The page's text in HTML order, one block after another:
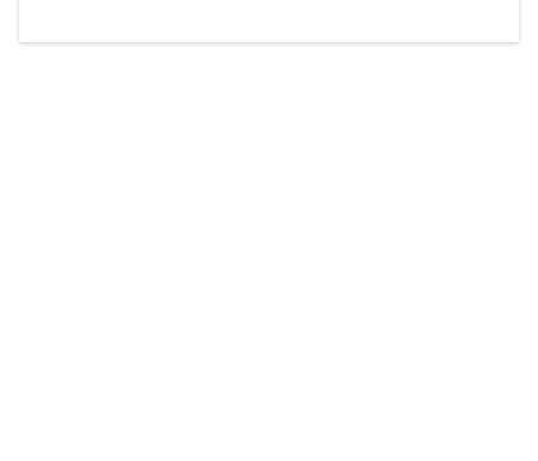
Der Weinbau dominert heute nicht mehr, ist aber integrativer